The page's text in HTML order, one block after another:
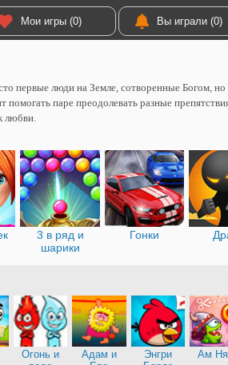
Мои игры (0) Вы играли (0)
первые люди на Земле, сотворенные Богом,
помогать паре преодолевать разные
любви.
3 в ряд и
шарики
Гонки
Огонь и
Адам и
Энгри
Ам